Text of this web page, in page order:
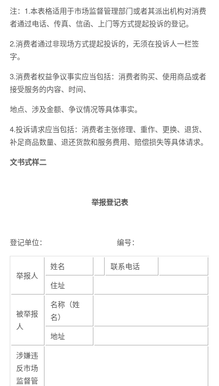
注：1.本表格适用于市场监督管理部门或者其派出机构对消费
者通过电话、传真、信函、上门等方式提起投诉的登记。
2.消费者通过非现场方式提起投诉的，无须在投诉人一栏签
字。
3.消费者权益争议事实应当包括：消费者购买、使用商品或者
接受服务的内容、时间、
地点、涉及金额、争议情况等具体事实。
4.投诉请求应当包括：消费者主张修理、重作、更换、退货、
补足商品数量、退还货款和服务费用、赔偿损失等具体请求。
文书式样二
举报登记表
登记单位： 编号：
举报人
姓名
联系电话
住址
被举报
人
名称（姓
名）
地址
涉嫌违
反市场
监督管